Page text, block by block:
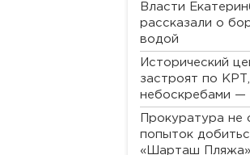
Власти
рассказали о
водой
Исторический
застроят по
небоскребами —
Прокуратура не
попыток
«Шарташ